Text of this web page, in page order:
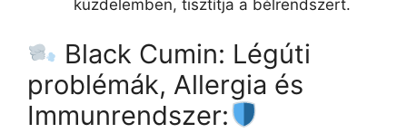
küzdelemben, tisztítja a bélrendszert.
Black Cumin: Légúti
problémák, Allergia és
Immunrendszer: